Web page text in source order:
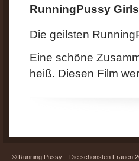
RunningPussy
Die geilsten
Eine schöne
heiß. Diesen Film
© Running Pussy – Die schönsten Frauen